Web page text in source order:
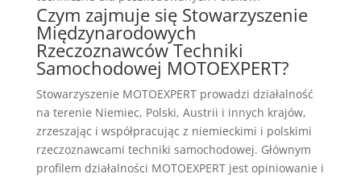
Czym zajmuje się Stowarzyszenie
Międzynarodowych
Rzeczoznawców Techniki
Samochodowej MOTOEXPERT?
Stowarzyszenie MOTOEXPERT prowadzi działalność
na terenie Niemiec, Polski, Austrii i innych krajów,
zrzeszając i współpracując z niemieckimi i polskimi
rzeczoznawcami techniki samochodowej. Głównym
profilem działalności MOTOEXPERT jest opiniowanie i